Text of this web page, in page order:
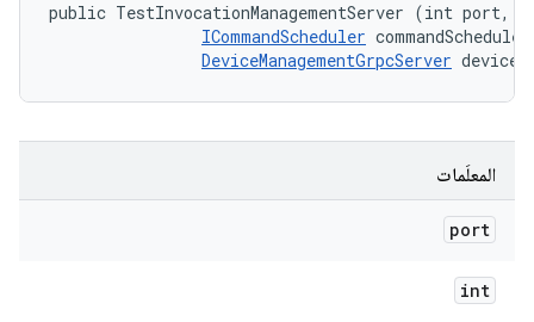
public TestInvocationManagementServer (int port,
ICommandScheduler
DeviceManagementGrpcServer
المعلَمات
port
int